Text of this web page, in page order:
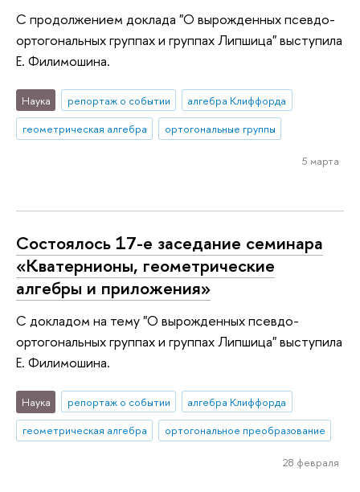
С продолжением доклада "О вырожденных псевдо-
ортогональных группах и группах Липшица" выступила
Е. Филимошина.
Наука репортаж о событии
алгебра Клиффорда
геометрическая алгебра
ортогональные группы
5 марта
Состоялось 17-е заседание семинара
«Кватернионы, геометрические
алгебры и приложения»
С докладом на тему "О вырожденных псевдо-
ортогональных группах и группах Липшица" выступила
Е. Филимошина.
Наука репортаж о событии
алгебра Клиффорда
геометрическая алгебра
ортогональное преобразование
28 февраля